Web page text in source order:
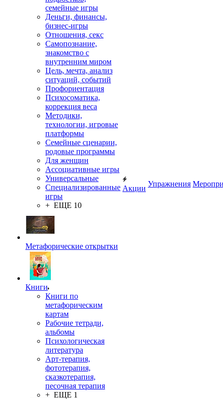
семейные игры
Деньги, финансы,
бизнес-игры
Отношения, секс
Самопознание,
знакомство с
внутренним миром
Цель, мечта, анализ
ситуаций, событий
Профориентация
Психосоматика,
коррекция веса
Методики,
технологии, игровые
платформы
Семейные сценарии,
родовые программы
Для женщин
Ассоциативные игры
Универсальные
Специализированные
игры
+ ЕЩЕ 10
Метафорические открытки
Книги
Книги по
метафорическим
картам
Рабочие тетради,
альбомы
Психологическая
литература
Арт-терапия,
фототерапия,
сказкотерапия,
песочная терапия
+ ЕЩЕ 1
Акции
Упражнения